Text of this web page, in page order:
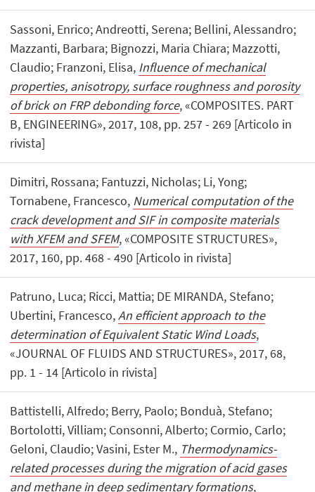
Sassoni, Enrico; Andreotti, Serena; Bellini, Alessandro;
Mazzanti, Barbara; Bignozzi, Maria Chiara; Mazzotti,
Claudio; Franzoni, Elisa, Influence of mechanical
properties, anisotropy, surface roughness and porosity
of brick on FRP debonding force, «COMPOSITES. PART
B, ENGINEERING», 2017, 108, pp. 257 - 269 [Articolo in
rivista]
Dimitri, Rossana; Fantuzzi, Nicholas; Li, Yong;
Tornabene, Francesco, Numerical computation of the
crack development and SIF in composite materials
with XFEM and SFEM, «COMPOSITE STRUCTURES»,
2017, 160, pp. 468 - 490 [Articolo in rivista]
Patruno, Luca; Ricci, Mattia; DE MIRANDA, Stefano;
Ubertini, Francesco,An efficient approach to the
determination of Equivalent Static Wind Loads,
«JOURNAL OF FLUIDS AND STRUCTURES», 2017, 68,
pp. 1 - 14 [Articolo in rivista]
Battistelli, Alfredo; Berry, Paolo; Bonduà, Stefano;
Bortolotti, Villiam; Consonni, Alberto; Cormio, Carlo;
Geloni, Claudio; Vasini, Ester M., Thermodynamics-
related processes during the migration of acid gases
and methane in deep sedimentary formations,